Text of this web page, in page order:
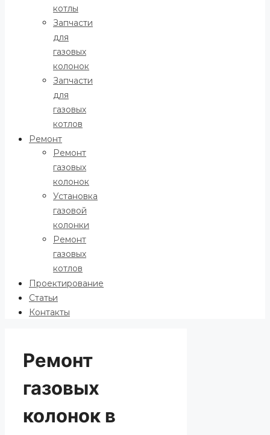
котлы
Запчасти
для
газовых
колонок
Запчасти
для
газовых
котлов
Ремонт
Ремонт
газовых
колонок
Установка
газовой
колонки
Ремонт
газовых
котлов
Проектирование
Статьи
Контакты
Ремонт
газовых
колонок в